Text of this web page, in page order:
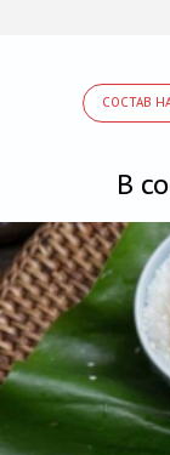
СОСТАВ
В